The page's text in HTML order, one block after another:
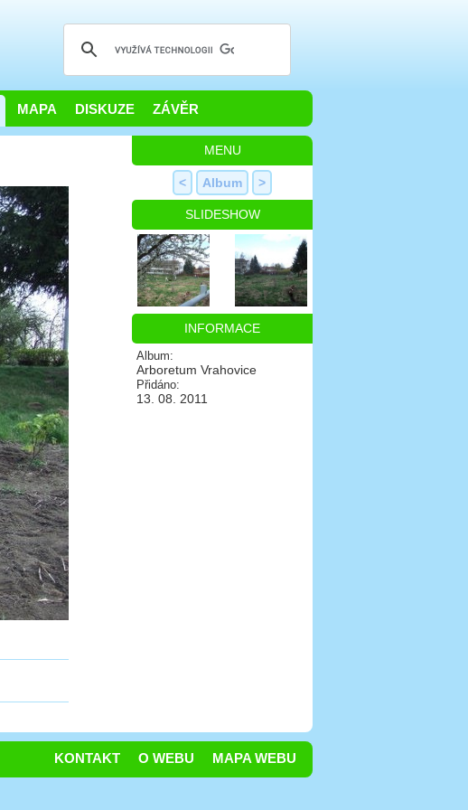
MAPA DISKUZE ZÁVĚR
MENU
< Album >
SLIDESHOW
INFORMACE
Album:
Arboretum Vrahovice
Přidáno:
13. 08. 2011
MAPA WEBU
O WEBU
KONTAKT